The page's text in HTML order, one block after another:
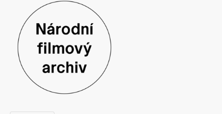
[Fonds] Videoarchiv
[Subseries] Molo a vlak
[Subseries] ARCO – Aneb český videoart proniká do světa
[Subseries] Věž – Věž I., Věž II.